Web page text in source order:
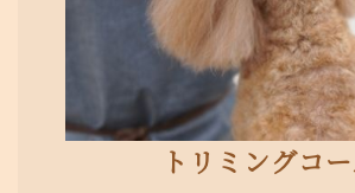
トリミングコ